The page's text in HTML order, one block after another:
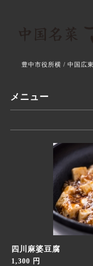
豊中市役所横 / 中国広
メニュー
四川麻婆豆腐
1,300 円